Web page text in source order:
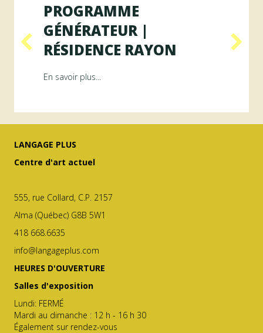
ArAMiS
PROGRAMME
GÉNÉRATEUR |
RÉSIDENCE RAYON
En savoir plus...
LANGAGE PLUS
Centre d'art actuel
555, rue Collard, C.P. 2157
Alma (Québec) G8B 5W1
418 668.6635
info@langageplus.com
HEURES D'OUVERTURE
Salles d'exposition
Lundi: FERMÉ
Mardi au dimanche : 12 h - 16 h 30
Également sur rendez-vous